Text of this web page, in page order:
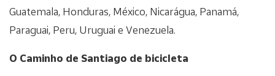
Guatemala, Honduras, México, Nicarágua, Panamá,
Paraguai, Peru, Uruguai e Venezuela.
O Caminho de Santiago de bicicleta